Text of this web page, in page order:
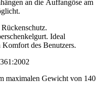
an die Auffangöse am
Ideal
des Benutzers.
maximalen Gewicht von 140